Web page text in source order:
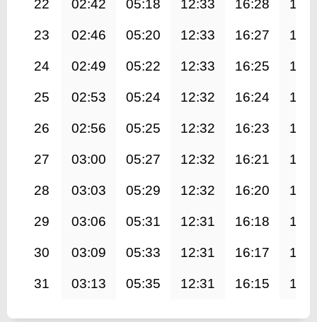
22 02:42 05:18 12:33 16:28
23 02:46 05:20 12:33 16:27
24 02:49 05:22 12:33 16:25
25 02:53 05:24 12:32 16:24
26 02:56 05:25 12:32 16:23
27 03:00 05:27 12:32 16:21
28 03:03 05:29 12:32 16:20
29 03:06 05:31 12:31 16:18
30 03:09 05:33 12:31 16:17
31 03:13 05:35 12:31 16:15